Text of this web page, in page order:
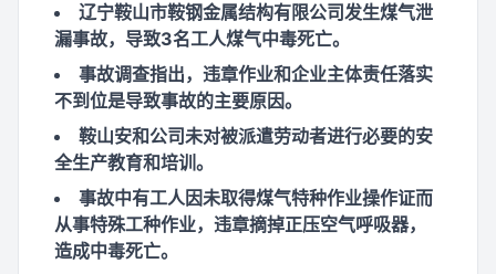
辽宁鞍山市鞍钢金属结构有限公司发生煤气泄
漏事故，导致3名工人煤气中毒死亡。
事故调查指出，违章作业和企业主体责任落实
不到位是导致事故的主要原因。
鞍山安和公司未对被派遣劳动者进行必要的安
全生产教育和培训。
事故中有工人因未取得煤气特种作业操作证而
从事特殊工种作业，违章摘掉正压空气呼吸器，
造成中毒死亡。